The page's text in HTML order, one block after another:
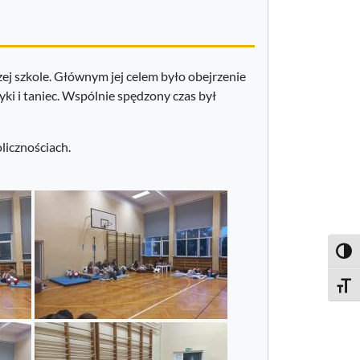
szkole. Głównym jej celem było obejrzenie
i taniec. Wspólnie spędzony czas był